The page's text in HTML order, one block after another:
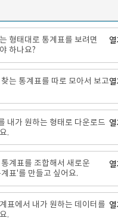
형태대로 통계표를 보려면
하나요?
열
는 통계표를 따로 모아서 보고열
내가 원하는 형태로 다운로드
.
열
계표를 조합해서 새로운
표'를 만들고 싶어요.
열
표에서 내가 원하는 데이터를
.
열